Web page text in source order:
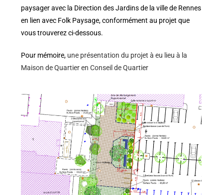
paysager avec la Direction des Jardins de la ville de Rennes
en lien avec Folk Paysage, conformément au projet que
vous trouverez ci-dessous.
Pour mémoire, une présentation du projet à eu lieu à la
Maison de Quartier en Conseil de Quartier